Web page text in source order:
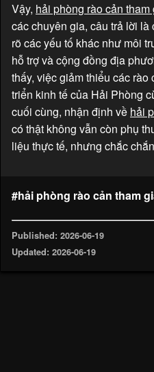
Vậy, hải phòng rào cản tham
các chuyên gia, câu trả lời
rõ các yếu tố khác như môi
hỗ trợ và cộng đồng địa
thấy, việc giảm thiểu các
triển kinh tế của Hải Phòng
cuối cùng, nhận định về hải
có thật không vẫn còn phụ
liệu thực tế, nhưng chắc
#hải phòng rào cản tham
Published: 2026-06-19
Updated: 2026-06-19